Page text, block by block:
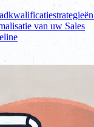
van uw Sales